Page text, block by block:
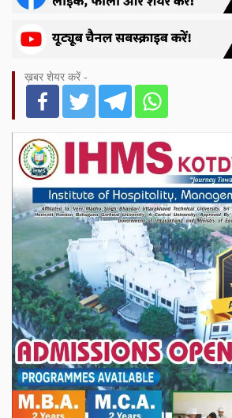
ख़बर शेयर करें -